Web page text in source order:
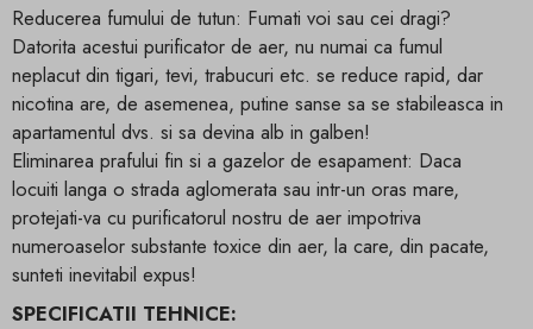
Reducerea fumului de tutun: Fumati voi sau cei dragi?
Datorita acestui purificator de aer, nu numai ca fumul
neplacut din tigari, tevi, trabucuri etc. se reduce rapid, dar
nicotina are, de asemenea, putine sanse sa se stabileasca in
apartamentul dvs. si sa devina alb in galben!
Eliminarea prafului fin si a gazelor de esapament: Daca
locuiti langa o strada aglomerata sau intr-un oras mare,
protejati-va cu purificatorul nostru de aer impotriva
numeroaselor substante toxice din aer, la care, din pacate,
sunteti inevitabil expus!
SPECIFICATII TEHNICE: